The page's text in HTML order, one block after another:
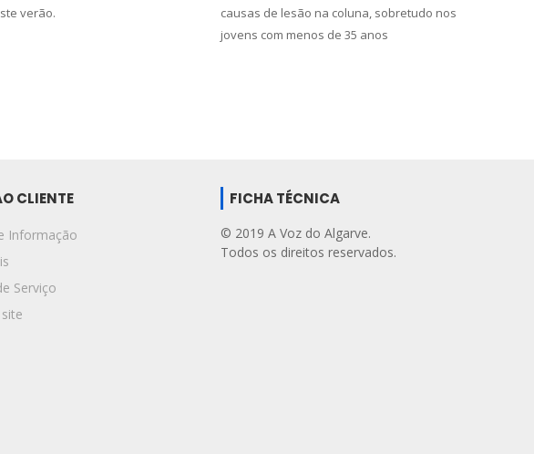
verão.
causas de lesão na coluna, sobretudo nos
jovens com menos de 35 anos
CLIENTE
Informação
Serviço
FICHA TÉCNICA
© 2019 A Voz do Algarve.
Todos os direitos reservados.